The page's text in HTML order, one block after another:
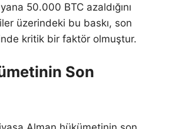
50.000 BTC azaldığını
üzerindeki bu baskı, son
kritik bir faktör olmuştur.
Son